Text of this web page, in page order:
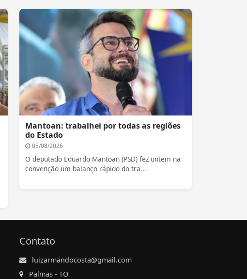
Mantoan: trabalhei por todas as regiões
do Estado
05/08/2026
O deputado Eduardo Mantoan (PSD) fez ontem na
convenção um balanço rápido do tra...
Contato
luizarmandocosta@gmail.com
Palmas - TO